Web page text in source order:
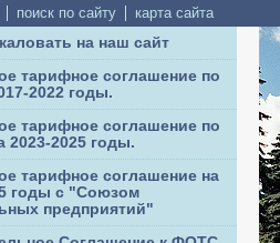
поиск по сайту карта сайта
на наш сайт
тарифное соглашение по
2022 годы.
тарифное соглашение по
2025 годы.
тарифное соглашение на
годы с "Союзом
предприятий"